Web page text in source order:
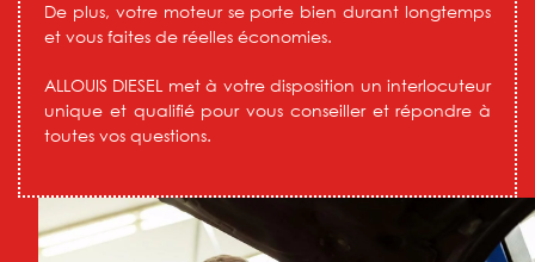
De plus, votre moteur se porte bien durant longtemps
et vous faites de réelles économies.
ALLOUIS DIESEL met à votre disposition un interlocuteur
unique et qualifié pour vous conseiller et répondre à
toutes vos questions.